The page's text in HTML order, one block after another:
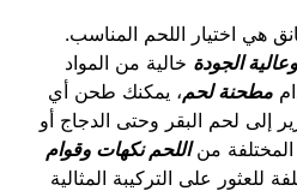
هي اختيار اللحم المناسب.
الجودة خالية من المواد
مطحنة لحم، يمكنك طحن أي
إلى لحم البقر وحتى الدجاج أو
المختلفة مناللحم نكهات وقوام
للعثور على التركيبة المثالية